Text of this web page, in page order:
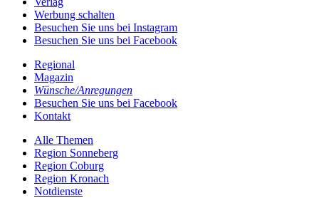
Werbung schalten
Besuchen Sie uns bei Instagram
Besuchen Sie uns bei Facebook
Regional
Magazin
Wünsche/Anregungen
Besuchen Sie uns bei Facebook
Kontakt
Alle Themen
Region Sonneberg
Region Coburg
Region Kronach
Notdienste